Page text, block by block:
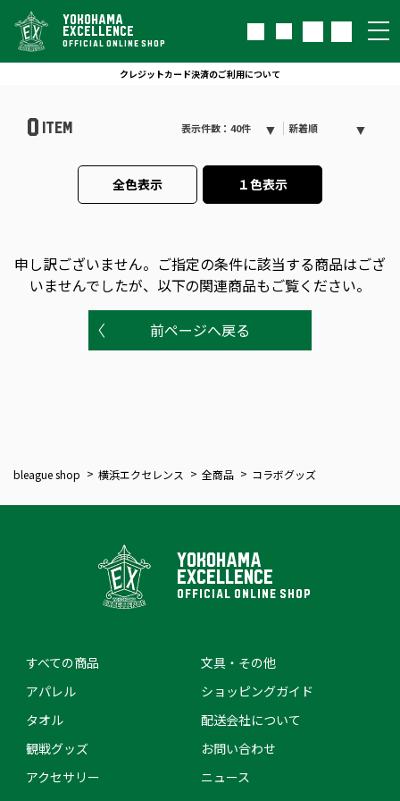
YOKOHAMA
EXCELLENCE
OFFICIAL ONLINE SHOP
クレジットカード決済のご利用について
0 ITEM 表示件数：40件 新着順
全色表示 １色表示
申し訳ございません。 ご指定の条件に該当する商品はござ
いませんでしたが、以下の関連商品もご覧ください。
前ページへ戻る
bleague shop 横浜エクセレンス 全商品 コラボグッズ
YOKOHAMA
EXCELLENCE
OFFICIAL ONLINE SHOP
すべての商品
アパレル
タオル
観戦グッズ
アクセサリー
文具・その他
ショッピングガイド
配送会社について
お問い合わせ
ニュース